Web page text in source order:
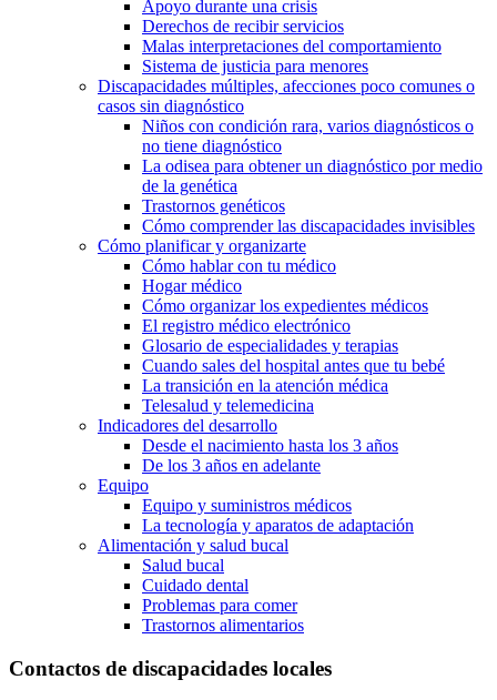
Apoyo durante una crisis
Derechos de recibir servicios
Malas interpretaciones del comportamiento
Sistema de justicia para menores
Discapacidades múltiples, afecciones poco comunes o
casos sin diagnóstico
Niños con condición rara, varios diagnósticos o
no tiene diagnóstico
La odisea para obtener un diagnóstico por medio
de la genética
Trastornos genéticos
Cómo comprender las discapacidades invisibles
Cómo planificar y organizarte
Cómo hablar con tu médico
Hogar médico
Cómo organizar los expedientes médicos
El registro médico electrónico
Glosario de especialidades y terapias
Cuando sales del hospital antes que tu bebé
La transición en la atención médica
Telesalud y telemedicina
Indicadores del desarrollo
Desde el nacimiento hasta los 3 años
De los 3 años en adelante
Equipo
Equipo y suministros médicos
La tecnología y aparatos de adaptación
Alimentación y salud bucal
Salud bucal
Cuidado dental
Problemas para comer
Trastornos alimentarios
Contactos de discapacidades locales